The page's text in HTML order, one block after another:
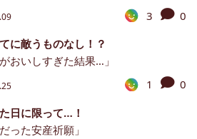
3
0
に敵うものなし！？
がおいしすぎた結果…」
1
0
日に限って…！
った安産祈願」